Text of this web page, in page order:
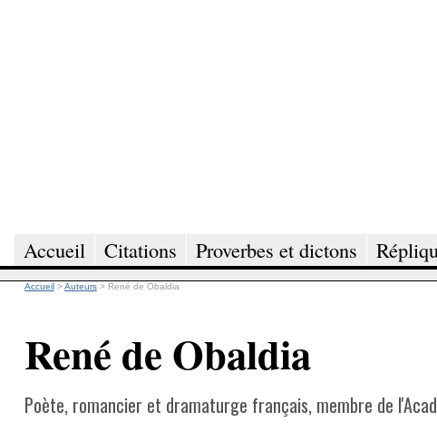
Accueil Citations Proverbes et dictons
Accueil >Auteurs > René de Obaldia
René de Obaldia
Poète, romancier et dramaturge français, membre de